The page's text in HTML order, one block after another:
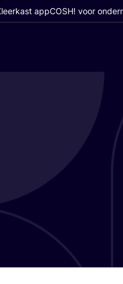
appCOSH! voor